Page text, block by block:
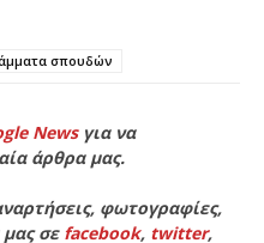
σπουδών
Newsγια να
άρθρα μας.
φωτογραφίες,
μας σε facebook, twitter,